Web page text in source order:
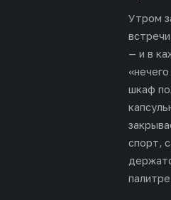
Утром
— и в
шкаф
спорт,